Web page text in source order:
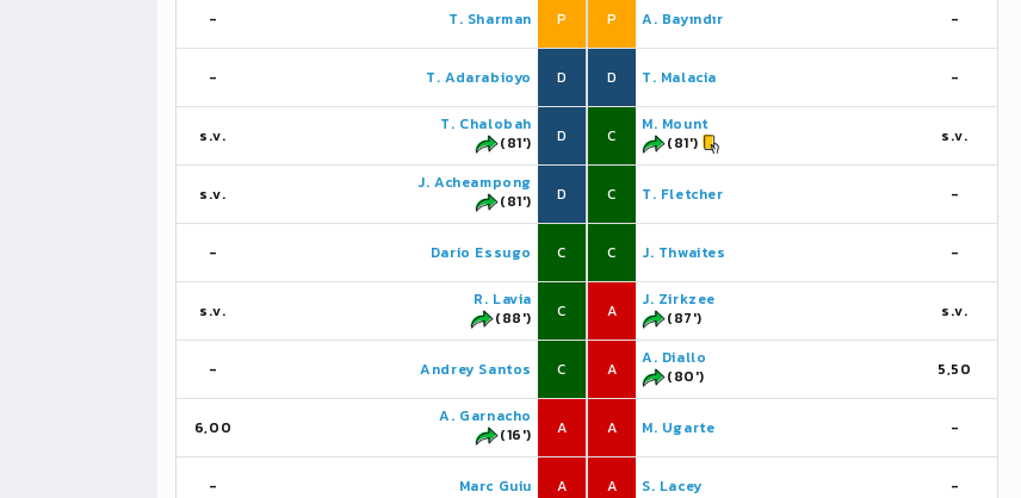
- T. Sharman P
- T. Adarabioyo D
s.v.
T. Chalobah
(81')
D
s.v.
J. Acheampong
(81')
D
- Dario Essugo C
s.v.
R. Lavia
(88')
C
- Andrey Santos C
6,00
A. Garnacho
(16')
A
- Marc Guiu A
P A. Bayındır -
D T. Malacia -
C
M. Mount
(81')
s.v.
C T. Fletcher -
C J. Thwaites -
A
J. Zirkzee
(87')
s.v.
A
A. Diallo
(80')
5,50
A M. Ugarte -
A S. Lacey -